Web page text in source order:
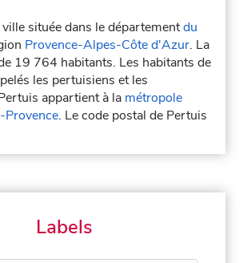
située dans le départementdu
Provence-Alpes-Côte d'Azur. La
19 764 habitants. Les habitants de
les pertuisiens et les
appartient à la métropole
. Le code postal de Pertuis
Labels